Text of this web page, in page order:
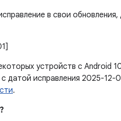
в свои
устройств с Android
датой исправления 2025-12-
.
?